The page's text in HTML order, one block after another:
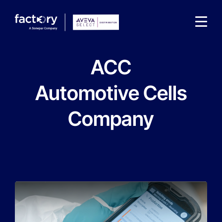
Qu'est-ce que vous cherchez ?
ACC
Automotive Cells
Company